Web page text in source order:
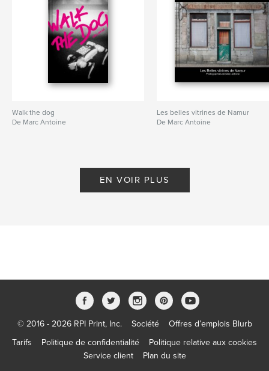
Walk the dog
De Marc Antoine
Les belles vitrines de Namur
De Marc Antoine
EN VOIR PLUS
© 2016 - 2026 RPI Print, Inc. Société
Offres d’emplois Blurb
Tarifs
Politique de confidentialité
Politique relative aux cookies
Service client
Plan du site